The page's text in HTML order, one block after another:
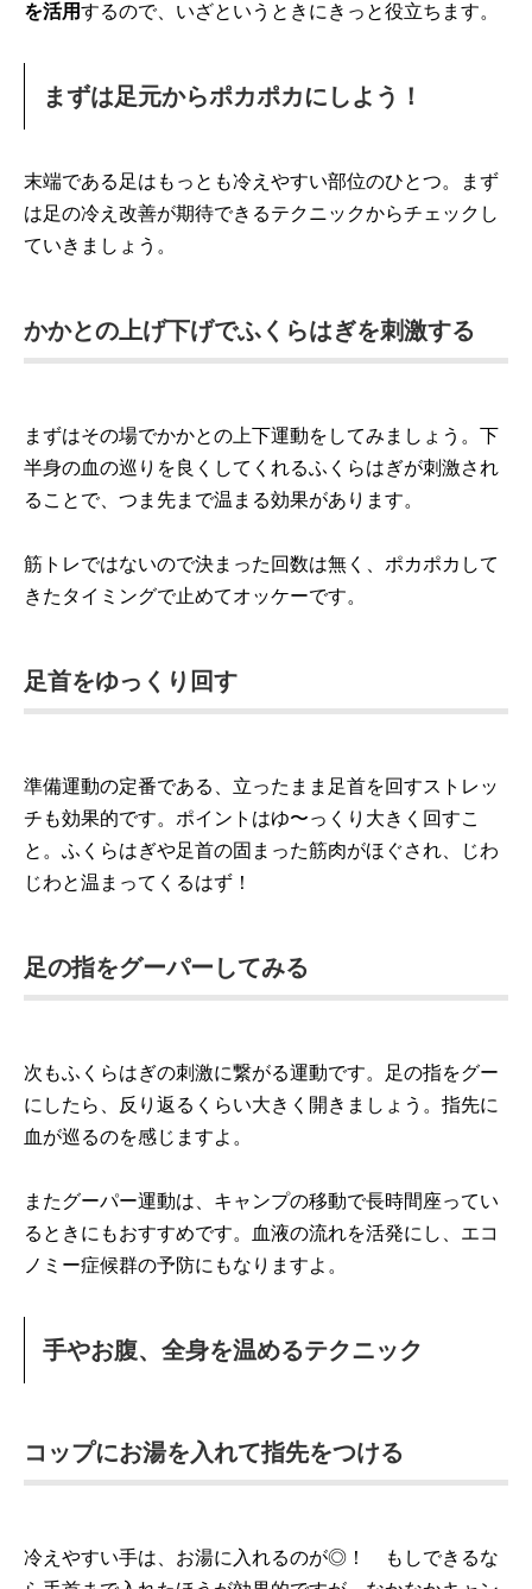
を活用するので、いざというときにきっと役立ちます。
まずは足元からポカポカにしよう！
末端である足はもっとも冷えやすい部位のひとつ。まず
は足の冷え改善が期待できるテクニックからチェックし
ていきましょう。
かかとの上げ下げでふくらはぎを刺激する
まずはその場でかかとの上下運動をしてみましょう。下
半身の血の巡りを良くしてくれるふくらはぎが刺激され
ることで、つま先まで温まる効果があります。
筋トレではないので決まった回数は無く、ポカポカして
きたタイミングで止めてオッケーです。
足首をゆっくり回す
準備運動の定番である、立ったまま足首を回すストレッ
チも効果的です。ポイントはゆ〜っくり大きく回すこ
と。ふくらはぎや足首の固まった筋肉がほぐされ、じわ
じわと温まってくるはず！
足の指をグーパーしてみる
次もふくらはぎの刺激に繋がる運動です。足の指をグー
にしたら、反り返るくらい大きく開きましょう。指先に
血が巡るのを感じますよ。
またグーパー運動は、キャンプの移動で長時間座ってい
るときにもおすすめです。血液の流れを活発にし、エコ
ノミー症候群の予防にもなりますよ。
手やお腹、全身を温めるテクニック
コップにお湯を入れて指先をつける
冷えやすい手は、お湯に入れるのが◎！ もしできるな